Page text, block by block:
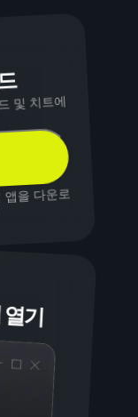
및 치트에
을 다운로
기